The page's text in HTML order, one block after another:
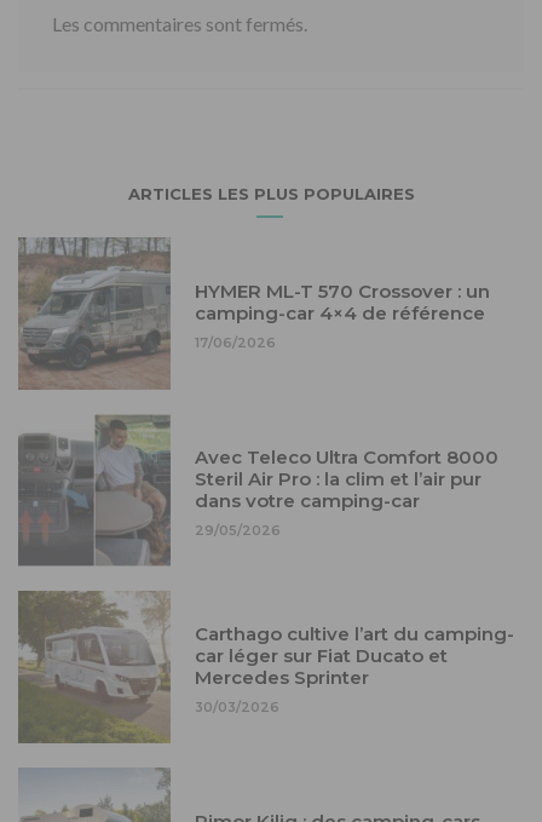
Les commentaires sont fermés.
ARTICLES LES PLUS POPULAIRES
HYMER ML-T 570 Crossover : un
camping-car 4×4 de référence
17/06/2026
Avec Teleco Ultra Comfort 8000
Steril Air Pro : la clim et l’air pur
dans votre camping-car
29/05/2026
Carthago cultive l’art du camping-
car léger sur Fiat Ducato et
Mercedes Sprinter
30/03/2026